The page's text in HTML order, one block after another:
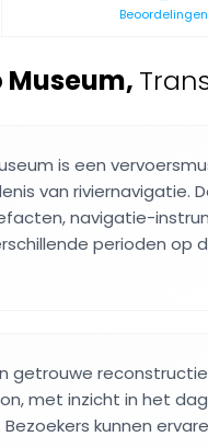
Beoordelingen
,
is een
van riviernavigatie.
navigatie-
perioden op
getrouwe
met inzicht in het
kunnen